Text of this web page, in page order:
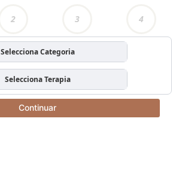
2 3 4
Selecciona Categoria
Selecciona Terapia
Continuar